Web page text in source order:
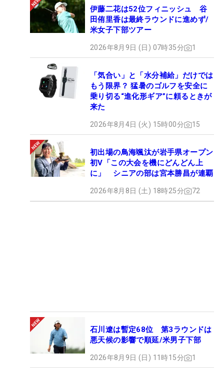
伊藤二花は52位フィニッシュ 谷
田侑里香は最終ラウンドに進めず/
米女子下部ツアー
2026年8月9日 (日) 07時35分 1
「気合い」と「水分補給」だけでは
もう限界？ 猛暑のゴルフを安全に
乗り切る“進化形ギア”に頼るときが
来た
2026年8月4日 (火) 15時00分 15
初出場の鳥海颯汰が岩手県オープン
初V「この大会を機にどんどん上
に」 シニアの部は宮本勝昌が連覇
2026年8月8日 (土) 18時25分 72
石川遼は暫定68位 第3ラウンドは
悪天候の影響で順延/米男子下部
2026年8月9日 (日) 11時15分 1